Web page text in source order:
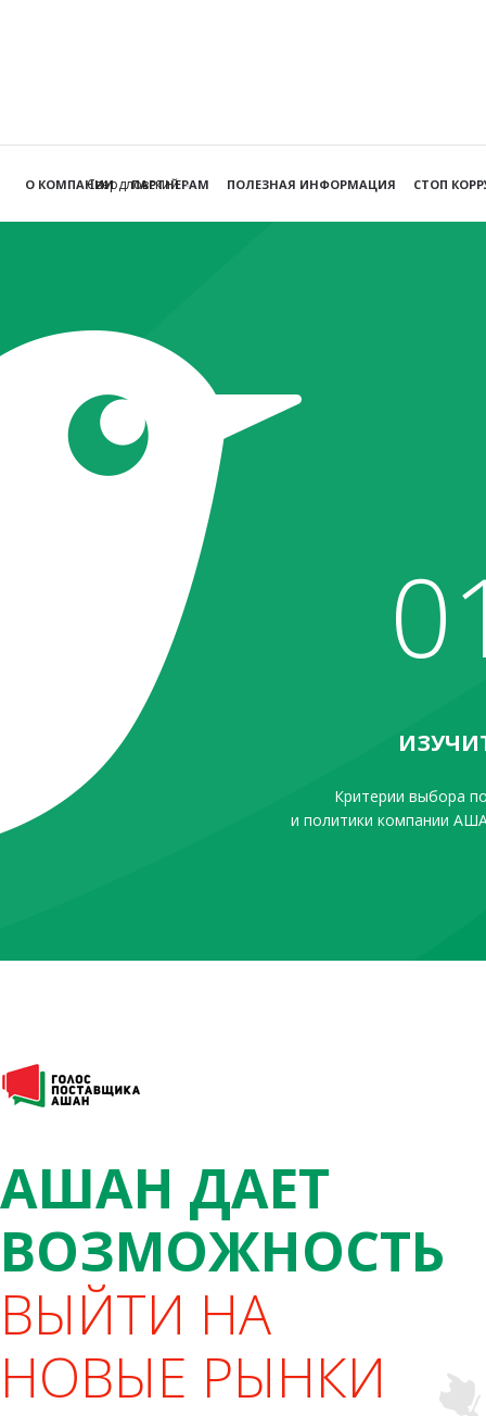
Свердловский
О КОМПАНИИ ПАРТНЕРАМ ПОЛЕЗНАЯ ИНФОРМАЦИЯ СТОП
Критерии выбора
и политики компании
АШАН ДАЕТ
ВОЗМОЖНОСТЬ
ВЫЙТИ НА
НОВЫЕ РЫНКИ